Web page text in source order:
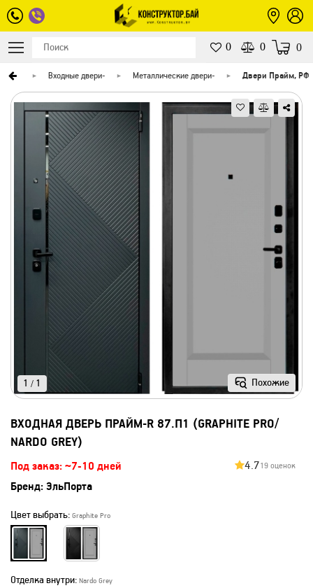
0 0 0
Входные двери- Металлические двери- Двери Прайм, РФ
Похожие
1 / 1
ВХОДНАЯ ДВЕРЬ ПРАЙМ-R 87.П1 (GRAPHITE PRO/
NARDO GREY)
Под заказ: ~7-10 дней 4.719 оценок
Бренд: ЭльПорта
Цвет выбрать: Graphite Pro
Отделка внутри: Nardo Grey